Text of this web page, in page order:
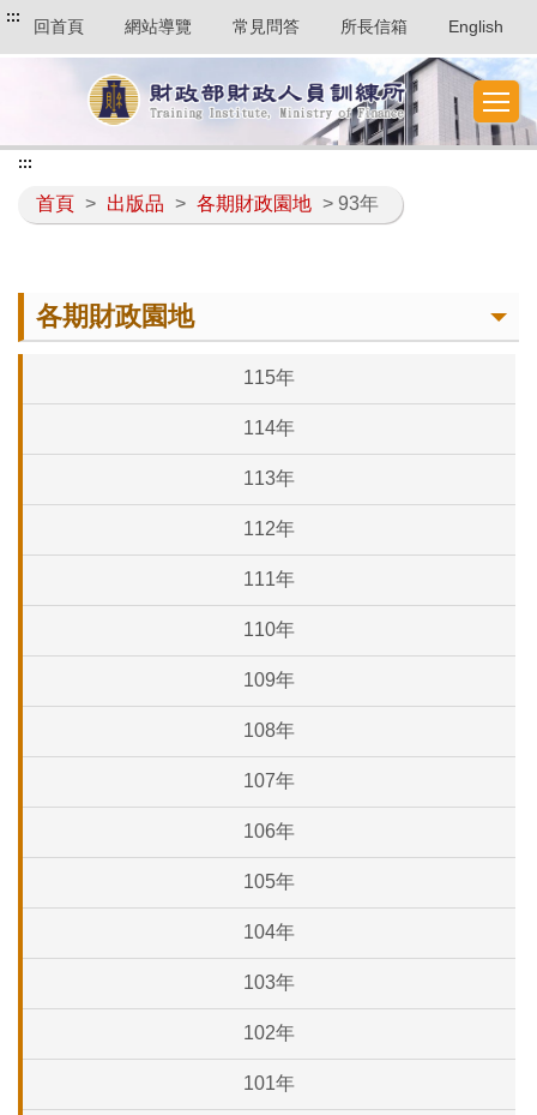
::: 回首頁 網站導覽 常見問答 所長信箱 English
首頁 > 出版品 > 各期財政園地 > 93年
:::
各期財政園地
115年
114年
113年
112年
111年
110年
109年
108年
107年
106年
105年
104年
103年
102年
101年